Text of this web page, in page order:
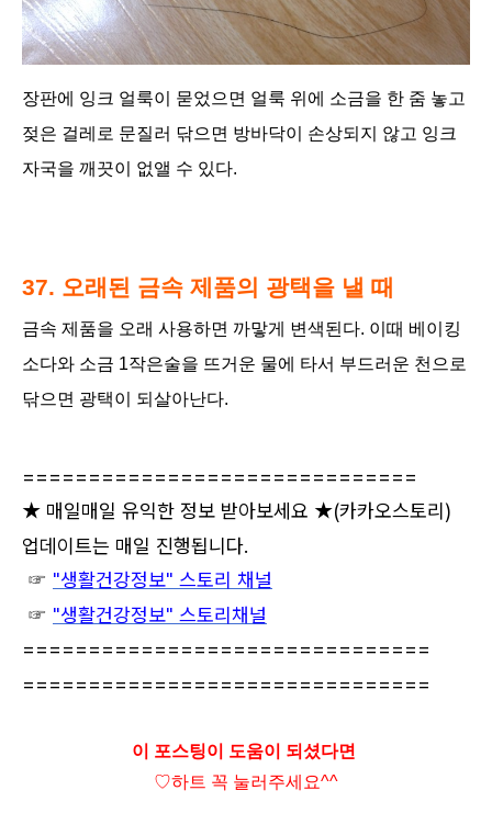
장판에 잉크 얼룩이 묻었으면 얼룩 위에 소금을 한 줌 놓고
젖은 걸레로 문질러 닦으면 방바닥이 손상되지 않고 잉크
자국을 깨끗이 없앨 수 있다.
37. 오래된 금속 제품의 광택을 낼 때
금속 제품을 오래 사용하면 까맣게 변색된다. 이때 베이킹
소다와 소금 1작은술을 뜨거운 물에 타서 부드러운 천으로
닦으면 광택이 되살아난다.
==============================
★ 매일매일 유익한 정보 받아보세요 ★(카카오스토리)
업데이트는 매일 진행됩니다.
☞ "생활건강정보" 스토리 채널
☞ "생활건강정보" 스토리채널
===============================
===============================
이 포스팅이 도움이 되셨다면
♡하트 꼭 눌러주세요^^